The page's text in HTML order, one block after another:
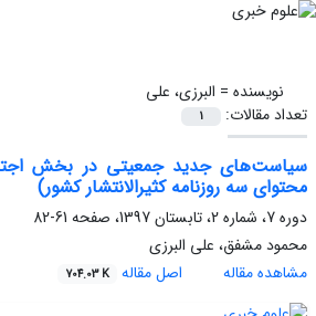
نویسنده = البرزی، علی
تعداد مقالات:
1
سیاست‌های جدید جمعیتی در بخش
محتوای سه روزنامه کثیرالانتشار کشور)
دوره 7، شماره 2، تابستان 1397، صفحه
61-82
محمود مشفق، علی البرزی
مشاهده مقاله
اصل مقاله 704.03 K